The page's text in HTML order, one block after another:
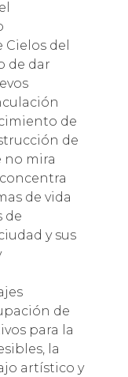
del
de dar
de
de
no mira
de vida
de
y sus
de
para la
la
artístico y